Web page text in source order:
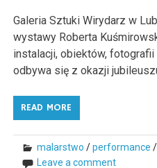
Galeria Sztuki Wirydarz w
wystawy Roberta
instalacji, obiektów,
odbywa się z okazji
READ MORE
malarstwo /performance
Leave a comment